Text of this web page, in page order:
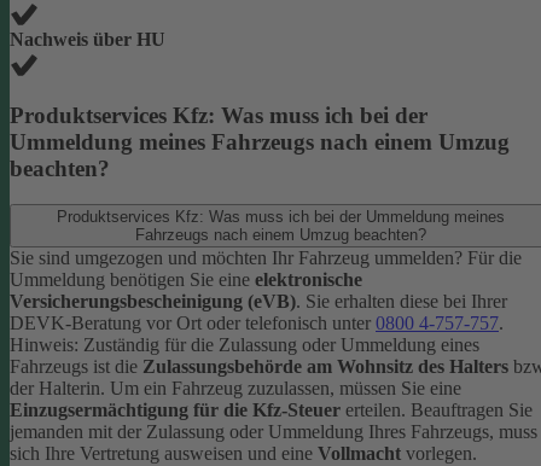
Nachweis über HU
Produktservices Kfz: Was muss ich bei der
Ummeldung meines Fahrzeugs nach einem Umzug
beachten?
Produktservices Kfz: Was muss ich bei der Ummeldung meines
Fahrzeugs nach einem Umzug beachten?
Sie sind umgezogen und möchten Ihr Fahrzeug ummelden? Für die
Ummeldung benötigen Sie eine elektronische
Versicherungsbescheinigung (eVB). Sie erhalten diese bei Ihrer
DEVK-Beratung vor Ort oder telefonisch unter 0800 4-757-757.
Hinweis: Zuständig für die Zulassung oder Ummeldung eines
Fahrzeugs ist die Zulassungsbehörde am Wohnsitz des Halters
der Halterin. Um ein Fahrzeug zuzulassen, müssen Sie eine
Einzugsermächtigung für die Kfz-Steuer erteilen. Beauftragen Sie
jemanden mit der Zulassung oder Ummeldung Ihres Fahrzeugs, muss
sich Ihre Vertretung ausweisen und eine Vollmacht vorlegen.